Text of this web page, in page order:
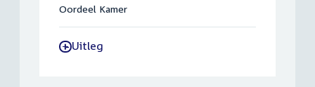
Oordeel Kamer
-Uitleg